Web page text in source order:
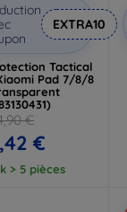
EXTRA10
Tactical
Pad 7/8/8
€
€
> 5 pièces